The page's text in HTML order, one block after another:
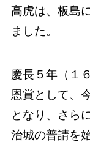
高虎は、板島
ました。
慶長５年（１
恩賞として、
となり、さら
治城の普請を